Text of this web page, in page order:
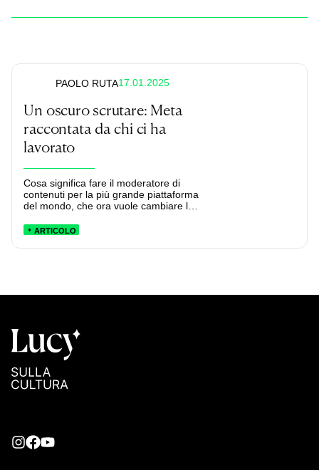
PAOLO RUTA17.01.2025
Un oscuro scrutare: Meta
raccontata da chi ci ha
lavorato
Cosa significa fare il moderatore di
contenuti per la più grande piattaforma
del mondo, che ora vuole cambiare le
ARTICOLO